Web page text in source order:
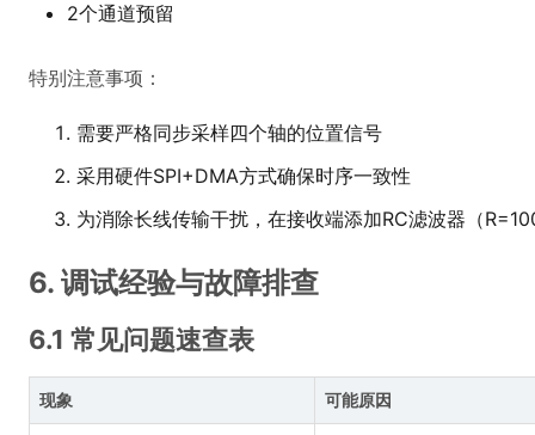
2个通道预留
特别注意事项：
需要严格同步采样四个轴的位置信号
采用硬件SPI+DMA方式确保时序一致性
为消除长线传输干扰，在接收端添加RC滤波器（
6. 调试经验与故障排查
6.1 常见问题速查表
现象 可能原因